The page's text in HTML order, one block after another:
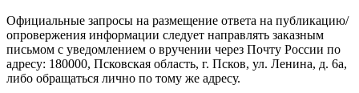
Официальные запросы на размещение ответа на публикацию/
опровержения информации следует направлять заказным
письмом с уведомлением о вручении через Почту России по
адресу: 180000, Псковская область, г. Псков, ул. Ленина, д. 6а,
либо обращаться лично по тому же адресу.